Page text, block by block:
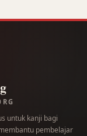
untuk kanji bagi
pembelajar